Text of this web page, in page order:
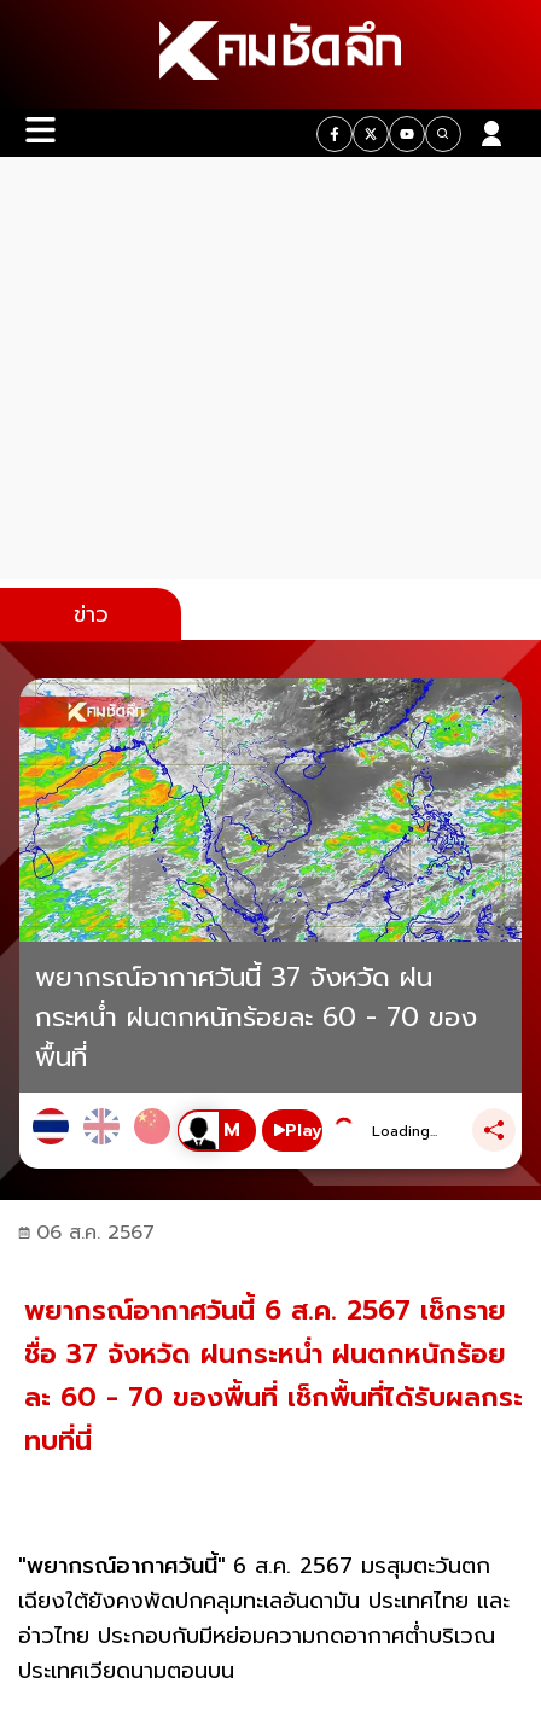
ข่าว
พยากรณ์อากาศวันนี้ 37 จังหวัด ฝน
กระหน่ำ ฝนตกหนักร้อยละ 60 - 70 ของ
พื้นที่
Play Loading...
06 ส.ค. 2567
พยากรณ์อากาศวันนี้ 6 ส.ค. 2567 เช็กราย
ชื่อ 37 จังหวัด ฝนกระหน่ำ ฝนตกหนักร้อย
ละ 60 - 70 ของพื้นที่ เช็กพื้นที่ได้รับผลกระ
ทบที่นี่
"พยากรณ์อากาศวันนี้" 6 ส.ค. 2567 มรสุมตะวันตก
เฉียงใต้ยังคงพัดปกคลุมทะเลอันดามัน ประเทศไทย และ
อ่าวไทย ประกอบกับมีหย่อมความกดอากาศต่ำบริเวณ
ประเทศเวียดนามตอนบน